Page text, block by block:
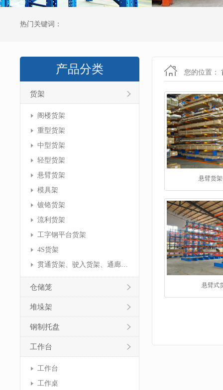
热门关键词：
产品分类
货架
阁楼货架
重型货架
中型货架
轻型货架
悬臂货架
模具架
镀铬货架
流利货架
工字钢平台货架
4S货架
贯通货架、驶入货架、通廊货架
仓储笼
堆垛架
钢制托盘
工作台
工作台
工作桌
您的位置：
悬臂货
悬臂式